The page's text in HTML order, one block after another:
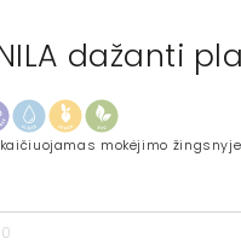
NILA dažanti
mokėjimo